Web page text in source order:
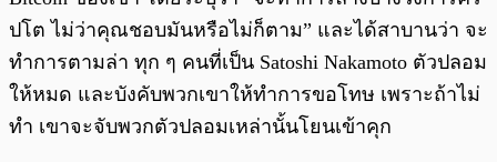
ปโต ไม่ว่าคุณชอบมันหรือไม่ก็ตาม” และได้สาบานว่า จะ
ทำการตามล่า ทุก ๆ คนที่เป็น Satoshi Nakamoto ตัวปลอม
ให้หมด และบังคับพวกเขาให้ทำการขอโทษ เพราะถ้าไม่
ทำ เขาจะจับพวกตัวปลอมเหล่านั้นโยนเข้าคุก